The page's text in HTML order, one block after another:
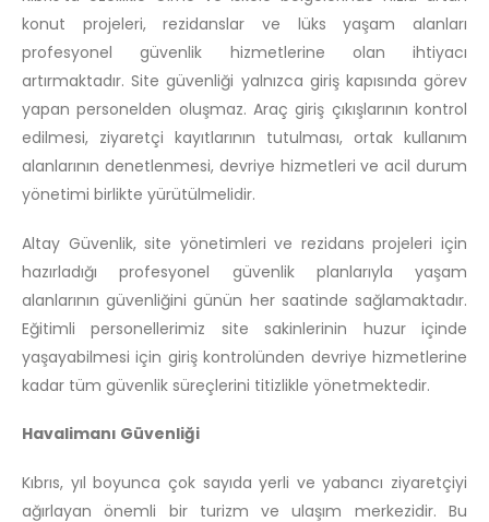
konut projeleri, rezidanslar ve lüks yaşam alanları
profesyonel güvenlik hizmetlerine olan ihtiyacı
artırmaktadır. Site güvenliği yalnızca giriş kapısında görev
yapan personelden oluşmaz. Araç giriş çıkışlarının kontrol
edilmesi, ziyaretçi kayıtlarının tutulması, ortak kullanım
alanlarının denetlenmesi, devriye hizmetleri ve acil durum
yönetimi birlikte yürütülmelidir.
Altay Güvenlik, site yönetimleri ve rezidans projeleri için
hazırladığı profesyonel güvenlik planlarıyla yaşam
alanlarının güvenliğini günün her saatinde sağlamaktadır.
Eğitimli personellerimiz site sakinlerinin huzur içinde
yaşayabilmesi için giriş kontrolünden devriye hizmetlerine
kadar tüm güvenlik süreçlerini titizlikle yönetmektedir.
Havalimanı Güvenliği
Kıbrıs, yıl boyunca çok sayıda yerli ve yabancı ziyaretçiyi
ağırlayan önemli bir turizm ve ulaşım merkezidir. Bu